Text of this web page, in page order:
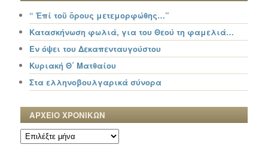
“ Ἐπί τοῦ ὄρους μετεμορφώθης…”
Κατασκήνωση φωλιά, για του Θεού τη φαμελιά…
Εν όψει του Δεκαπενταυγούστου
Κυριακή Θ΄ Ματθαίου
Στα ελληνοβουλγαρικά σύνορα
ΑΡΧΕΙΟ ΧΡΟΝΙΚΩΝ
ΑΡΧΕΙΟ
ΧΡΟΝΙΚΩΝ